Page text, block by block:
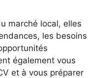
marché local, elles
les besoins
également vous
et à vous préparer